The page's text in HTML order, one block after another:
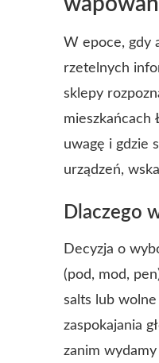
W epoce, gdy
rzetelnych
sklepy
mieszkańcach
uwagę i gdzie
urządzeń,
Dlaczego
Decyzja o
(pod, mod,
salts lub
zaspokajania
zanim